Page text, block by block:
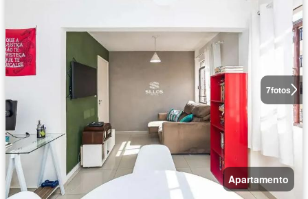
7fotos
Apartamento